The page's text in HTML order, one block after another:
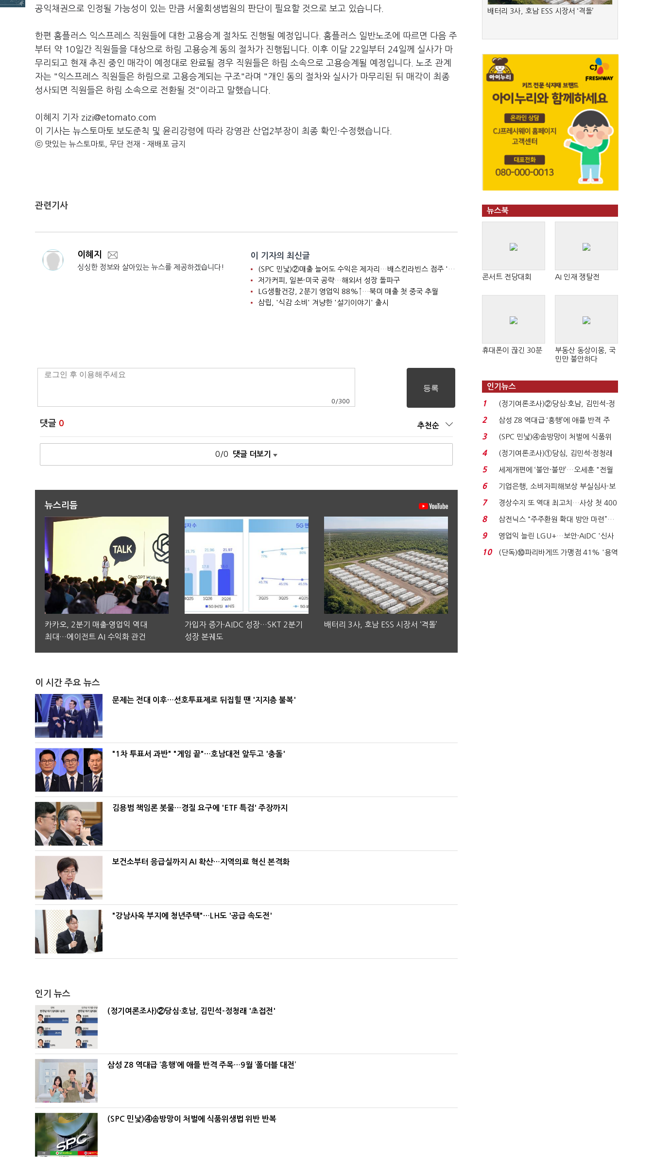
공익채권으로 인정될 가능성이 있는 만큼 서울회생법원의 판단이 필요할 것으로 보고 있습니다.
한편 홈플러스 익스프레스 직원들에 대한 고용승계 절차도 진행될 예정입니다. 홈플러스 일반노조에 따르면 다음 주
부터 약 10일간 직원들을 대상으로 하림 고용승계 동의 절차가 진행됩니다. 이후 이달 22일부터 24일께 실사가 마
무리되고 현재 추진 중인 매각이 예정대로 완료될 경우 직원들은 하림 소속으로 고용승계될 예정입니다. 노조 관계
자는 "익스프레스 직원들은 하림으로 고용승계되는 구조"라며 "개인 동의 절차와 실사가 마무리된 뒤 매각이 최종
성사되면 직원들은 하림 소속으로 전환될 것"이라고 말했습니다.
이혜지 기자 zizi@etomato.com
이 기사는 뉴스토마토 보도준칙 및 윤리강령에 따라 강영관 산업2부장이 최종 확인·수정했습니다.
ⓒ 맛있는 뉴스토마토, 무단 전재 - 재배포 금지
관련기사
이혜지
싱싱한 정보와 살아있는 뉴스를 제공하겠습니다!
이 기자의 최신글
(SPC 민낯)②매출 늘어도 수익은 제자리…배스킨라빈스 점주 '속앓이'
저가커피, 일본·미국 공략…해외서 성장 돌파구
LG생활건강, 2분기 영업익 88%↑…북미 매출 첫 중국 추월
삼립, '식감 소비' 겨냥한 '설기이야기' 출시
0 /300
댓글 0 추천순
0/0 댓글 더보기
뉴스리듬
카카오, 2분기 매출·영업익 역대
최대…에이전트 AI 수익화 관건
가입자 증가·AIDC 성장…SKT 2분기
성장 본궤도
배터리 3사, 호남 ESS 시장서 ‘격돌’
이 시간 주요 뉴스
문제는 전대 이후…선호투표제로 뒤집힐 땐 '지지층 불복'
"1차 투표서 과반" "게임 끝"…호남대전 앞두고 '충돌'
김용범 책임론 봇물…경질 요구에 'ETF 특검' 주장까지
보건소부터 응급실까지 AI 확산…지역의료 혁신 본격화
"강남사옥 부지에 청년주택"…LH도 '공급 속도전'
인기 뉴스
(정기여론조사)②당심·호남, 김민석-정청래 '초접전'
삼성 Z8 역대급 ‘흥행’에 애플 반격 주목…9월 ‘폴더블 대전’
(SPC 민낯)④솜방망이 처벌에 식품위생법 위반 반복
배터리 3사, 호남 ESS 시장서 ‘격돌’
뉴스북
콘서트 전당대회 AI 인재 쟁탈전
휴대폰이 끊긴 30분
부동산 동상이몽, 국
민만 불안하다
인기뉴스
1
(정기여론조사)②당심·호남, 김민석-정
청래 '초접전'...
2
삼성 Z8 역대급 ‘흥행’에 애플 반격 주
목…9월 ‘폴...
3
(SPC 민낯)④솜방망이 처벌에 식품위
생법 위반 반복...
4
(정기여론조사)①당심, 김민석·정청래
'초접전'…대통령 ...
5
세제개편에 ‘불안·불만’…오세훈 "전월
세 구하기 더 ...
6
기업은행, 소비자피해보상 부실심사·보
이스피싱 공시 ...
7
경상수지 또 역대 최고치…사상 첫 400
억달러에 '3% 성...
8
삼전닉스 “주주환원 확대 방안 마련”…
로이터에 성명...
9
영업익 늘린 LGU+…보안·AIDC '신사
업 드라이브'...
10
(단독)⑩파리바게뜨 가맹점 41% '용역